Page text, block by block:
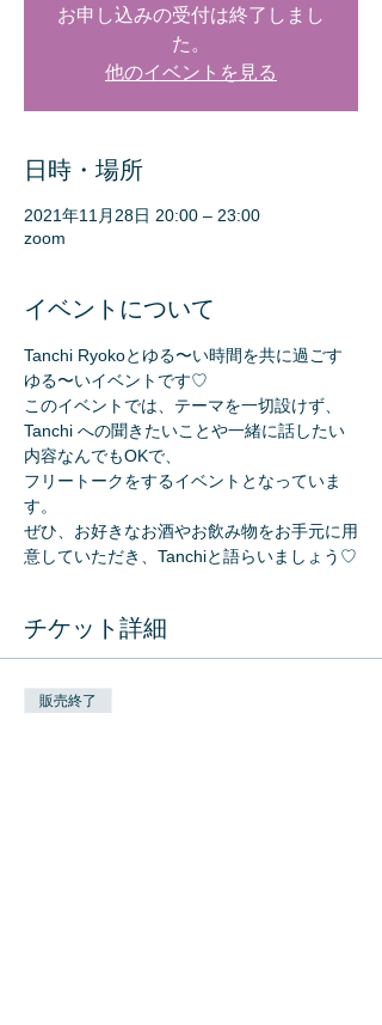
お申し込みの受付は終了しまし
た。
他のイベントを見る
日時・場所
2021年11月28日 20:00 – 23:00
zoom
イベントについて
Tanchi Ryokoとゆる〜い時間を共に過ごす
ゆる〜いイベントです♡
このイベントでは、テーマを一切設けず、
Tanchi への聞きたいことや一緒に話したい
内容なんでもOKで、
フリートークをするイベントとなっていま
す。
ぜひ、お好きなお酒やお飲み物をお手元に用
意していただき、Tanchiと語らいましょう♡
チケット詳細
販売終了